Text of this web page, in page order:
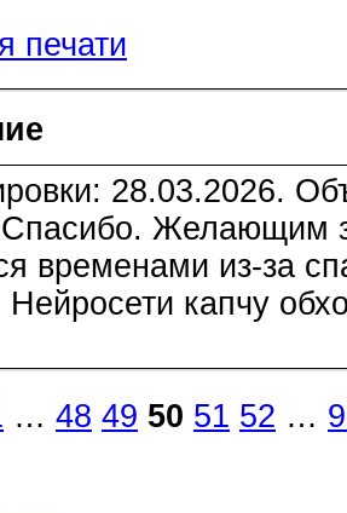
печати
28.03.2026.
Спасибо. Желающим
временами из-за
Нейросети капчу
… 48 49 50 51 52 …